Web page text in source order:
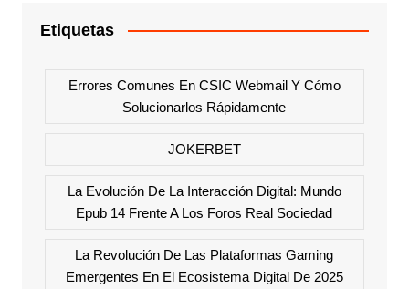
Etiquetas
Errores Comunes En CSIC Webmail Y Cómo
Solucionarlos Rápidamente
JOKERBET
La Evolución De La Interacción Digital: Mundo
Epub 14 Frente A Los Foros Real Sociedad
La Revolución De Las Plataformas Gaming
Emergentes En El Ecosistema Digital De 2025